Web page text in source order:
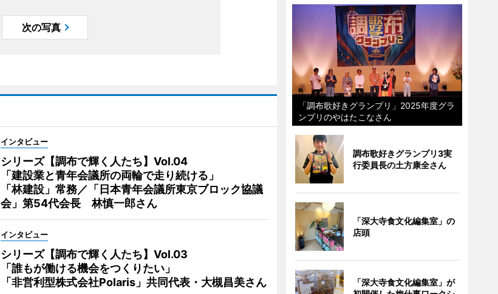
次の写真
インタビュー
シリーズ【調布で輝く人たち】Vol.04
「建設業と青年会議所の両輪で走り続ける」
「林建設」常務／「日本青年会議所東京ブロック協議
会」第54代会長 林慎一郎さん
インタビュー
シリーズ【調布で輝く人たち】Vol.03
「誰もが働ける機会をつくりたい」
「非営利型株式会社Polaris」共同代表・大槻昌美さん
「調布歌好きグランプリ」2025年度グラ
ンプリのやはたこなさん
調布歌好きグランプリ3実
行委員長の土方康全さん
「深大寺食文化編集室」の
店頭
「深大寺食文化編集室」が